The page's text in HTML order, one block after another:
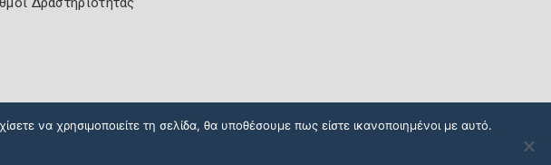
να χρησιμοποιείτε τη σελίδα, θα υποθέσουμε πως είστε ικανοποιημένοι με αυτό.